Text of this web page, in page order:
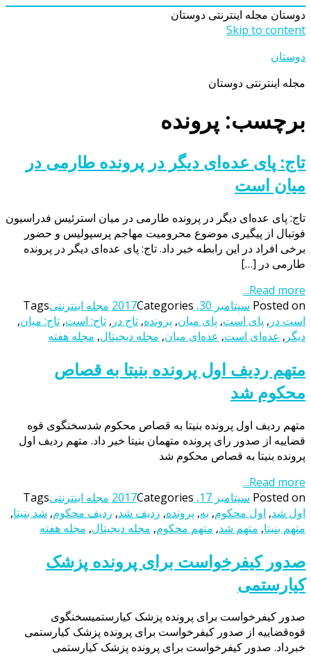
دوستان مجله اینترنتی دوستان
Skip to content
دوستان
مجله اینترنتی دوستان
برچسب: پرونده
تاج: پای عده‌ای دیگر در پرونده طارمی در
میان است
تاج: پای عده‌ای دیگر در پرونده طارمی در میان استرئیس فدراسیون
فوتبال از پیگیری موضوع محرومیت مهاجم پرسپولیس و حضور
برخی افراد در این رابطه خبر داد. تاج: پای عده‌ای دیگر در پرونده
طارمی در […]
Read more...
Posted on سپتامبر 30, 2017 Categories مجله اینترنتیTags
است در , پای است, پای میان, پرونده, تاج در , تاج: است, تاج: میان,
دیگر , عده‌ای است, عده‌ای میان, مجله دیجیتال, مجله هفته
متهم ردیف اول پرونده بنیتا به قصاص
محکوم شد
متهم ردیف اول پرونده بنیتا به قصاص محکوم شدسخنگوی قوه
قضاییه از صدور رای پرونده متهمان بنیتا خبر داد. متهم ردیف اول
پرونده بنیتا به قصاص محکوم شد
Read more...
Posted on سپتامبر 17, 2017 Categories مجله اینترنتیTags
اول شد, اول محکوم, به, پرونده, ردیف شد, ردیف محکوم, شد بنیتا,
متهم بنیتا, متهم شد, متهم محکوم, مجله دیجیتال, مجله هفته
صدور کیفرخواست برای پرونده پزشک
کیارستمی
صدور کیفرخواست برای پرونده پزشک کیارستمیسخنگوی
قوه‌قضاییه از صدور کیفرخواست برای پرونده پزشک کیارستمی
خبرداد. صدور کیفرخواست برای پرونده پزشک کیارستمی